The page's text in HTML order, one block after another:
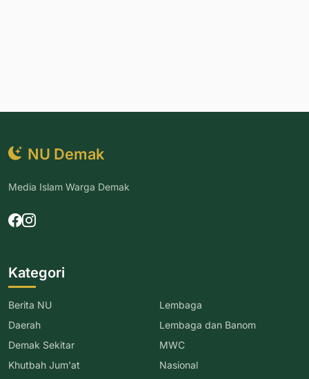
NU Demak
Media Islam Warga Demak
Kategori
Berita NU
Daerah
Demak Sekitar
Khutbah Jum'at
Lembaga
Lembaga dan Banom
MWC
Nasional